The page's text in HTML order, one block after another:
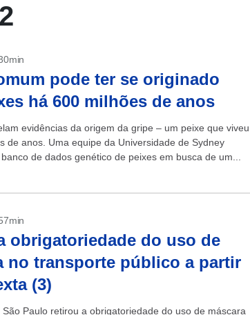
pode ter se originado
há 600 milhões de anos
evidências da origem da gripe – um peixe que viveu
de anos. Uma equipe da Universidade de Sydney
de dados genético de peixes em busca de um...
obrigatoriedade do uso de
no transporte público a partir
(3)
Paulo retirou a obrigatoriedade do uso de máscara